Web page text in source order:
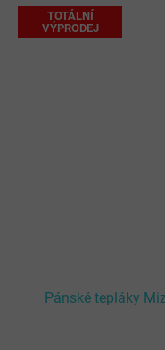
TOTÁLNÍ
VÝPRODEJ
Pánské tepláky